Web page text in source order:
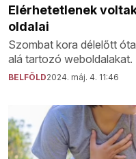
Elérhetetlenek
oldalai
Szombat kora délelőtt
alá tartozó weboldalakat.
BELFÖLD2024. máj. 4. 11:46